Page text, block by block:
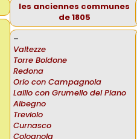
les anciennes communes
de 1805
–
Valtezze
Torre Boldone
Redona
Orio con Campagnola
Lallio con Grumello del Piano
Albegno
Treviolo
Curnasco
Colognola